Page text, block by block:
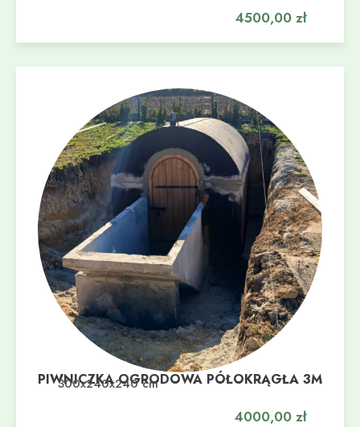
4500,00 zł
PIWNICZKA OGRODOWA PÓŁOKRĄGŁA 3M
300x240x240 cm
4000,00 zł
Dodaj do koszyka